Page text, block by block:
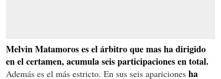
Melvin Matamoros es el árbitro que mas ha dirigido
en el certamen, acumula seis participaciones en total.
Además es el más estricto. En sus seis apariciones ha